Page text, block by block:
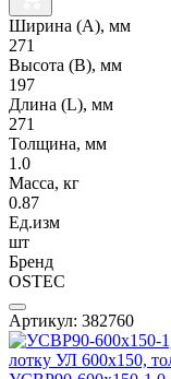
Ширина (А), мм
271
Высота (В), мм
197
Длина (L), мм
271
Толщина, мм
1.0
Масса, кг
0.87
Ед.изм
шт
Бренд
OSTEC
Артикул: 382760